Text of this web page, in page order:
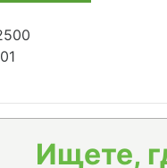
Ищете,